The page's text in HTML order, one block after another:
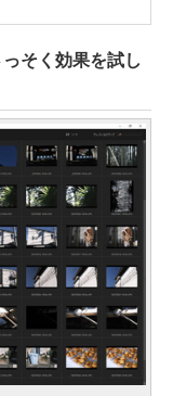
そく効果を試し